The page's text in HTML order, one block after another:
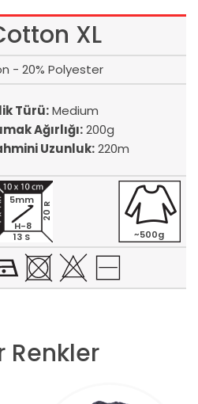
XL
- 20% Polyester
Türü:Medium
Ağırlığı:200g
Uzunluk:220m
13 S
20 R
5mm
H-8
~500g
Renkler